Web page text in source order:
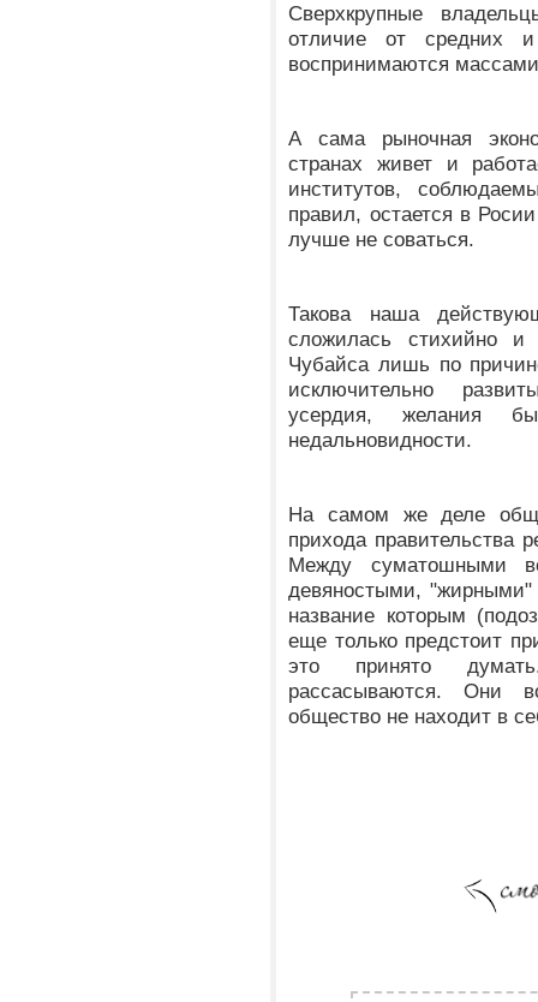
Сверхкрупные
отличие от средних и
воспринимаются
А сама рыночная
странах живет и
институтов,
правил, остается в
лучше не соваться.
Такова наша
сложилась стихийно и
Чубайса лишь по
исключительно
усердия, желания
недальновидности.
На самом же деле
прихода правительства
Между суматошными
девяностыми,
название которым
еще только предстоит
это принято
рассасываются. Они
общество не находит в